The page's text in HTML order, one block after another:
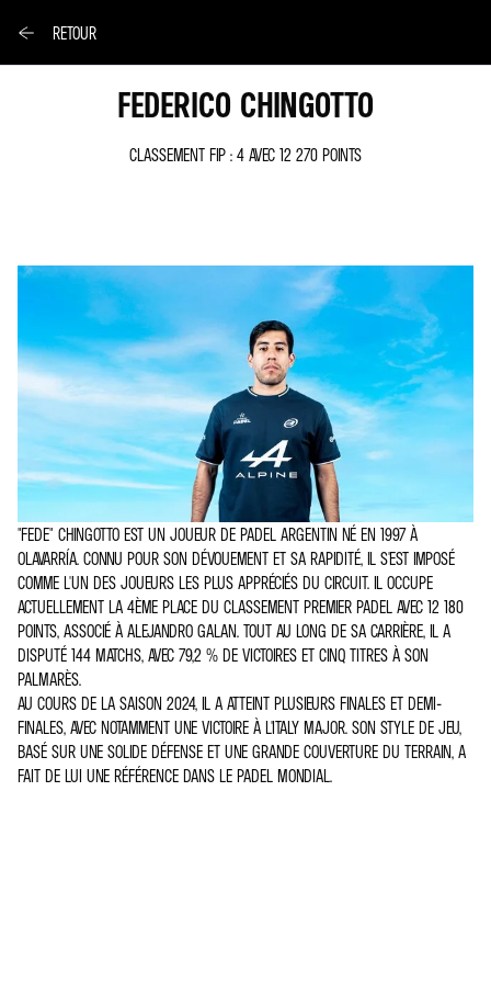
RETOUR
FEDERICO CHINGOTTO
CLASSEMENT FIP : 4 AVEC 12 270 POINTS
"FEDE" CHINGOTTO EST UN JOUEUR DE PADEL ARGENTIN NÉ EN 1997 À
OLAVARRÍA. CONNU POUR SON DÉVOUEMENT ET SA RAPIDITÉ, IL S'EST IMPOSÉ
COMME L'UN DES JOUEURS LES PLUS APPRÉCIÉS DU CIRCUIT. IL OCCUPE
ACTUELLEMENT LA 4ÈME PLACE DU CLASSEMENT PREMIER PADEL AVEC 12 180
POINTS, ASSOCIÉ À ALEJANDRO GALAN. TOUT AU LONG DE SA CARRIÈRE, IL A
DISPUTÉ 144 MATCHS, AVEC 79,2 % DE VICTOIRES ET CINQ TITRES À SON
PALMARÈS.
AU COURS DE LA SAISON 2024, IL A ATTEINT PLUSIEURS FINALES ET DEMI-
FINALES, AVEC NOTAMMENT UNE VICTOIRE À L'ITALY MAJOR. SON STYLE DE JEU,
BASÉ SUR UNE SOLIDE DÉFENSE ET UNE GRANDE COUVERTURE DU TERRAIN, A
FAIT DE LUI UNE RÉFÉRENCE DANS LE PADEL MONDIAL.